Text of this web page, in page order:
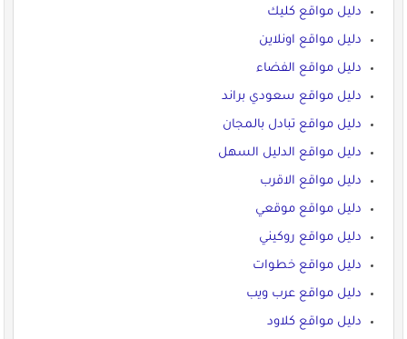
دليل مواقع كليك
دليل مواقع اونلاين
دليل مواقع الفضاء
دليل مواقع سعودي براند
دليل مواقع تبادل بالمجان
دليل مواقع الدليل السهل
دليل مواقع الاقرب
دليل مواقع موقعي
دليل مواقع روكيني
دليل مواقع خطوات
دليل مواقع عرب ويب
دليل مواقع كلاود